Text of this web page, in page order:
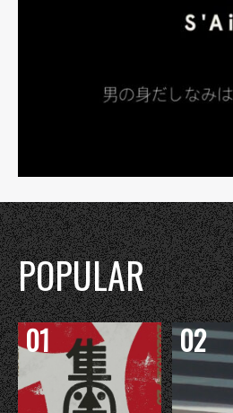
POPULAR